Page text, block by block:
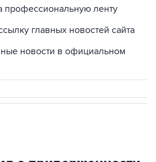
профессиональную ленту
главных новостей сайта
новости в официальном